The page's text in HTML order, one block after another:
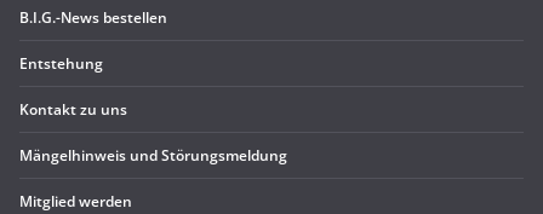
B.I.G.-News bestel­len
Ent­ste­hung
Kon­takt zu uns
Män­gel­hin­weis und Störungsmeldung
Mit­glied werden